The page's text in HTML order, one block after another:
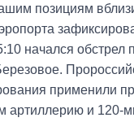
позициям
начался обстрел
применили
артиллерию и 120-